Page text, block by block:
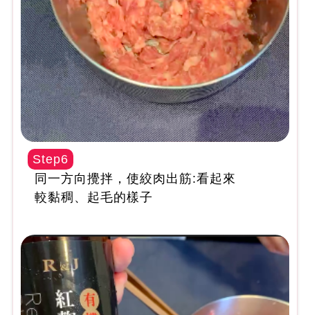
Step6
同一方向攪拌，使絞肉出筋:看起來
較黏稠、起毛的樣子